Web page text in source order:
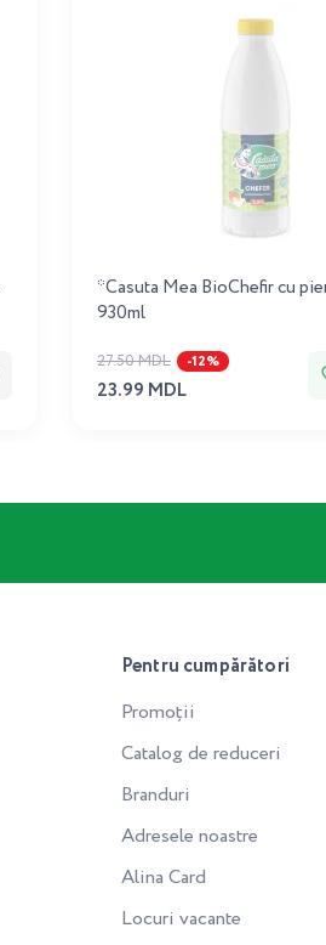
*Casuta Mea BioChefir cu
930ml
27.50 MDL -12%
23.99 MDL
Pentru cumpărători
Promoții
Catalog de reduceri
Branduri
Adresele noastre
Alina Card
Locuri vacante